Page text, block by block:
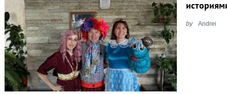
by Andrei